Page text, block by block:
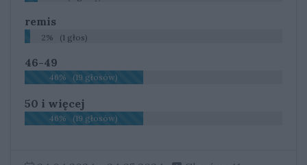
remis
2% (1 głos)
46-49
46% (19 głosów)
50 i więcej
46% (19 głosów)